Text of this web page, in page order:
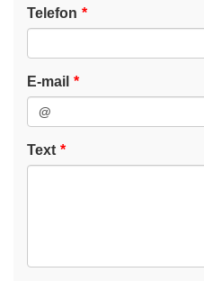
Telefon
E-mail
Text